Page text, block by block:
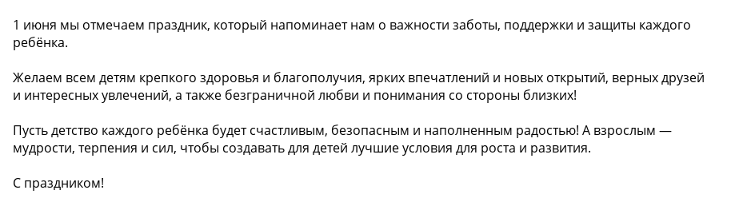
1 июня мы отмечаем праздник, который напоминает нам о важности заботы, поддержки и защиты каждого
ребёнка.
Желаем всем детям крепкого здоровья и благополучия, ярких впечатлений и новых открытий, верных друзей
и интересных увлечений, а также безграничной любви и понимания со стороны близких!
Пусть детство каждого ребёнка будет счастливым, безопасным и наполненным радостью! А взрослым —
мудрости, терпения и сил, чтобы создавать для детей лучшие условия для роста и развития.
С праздником!